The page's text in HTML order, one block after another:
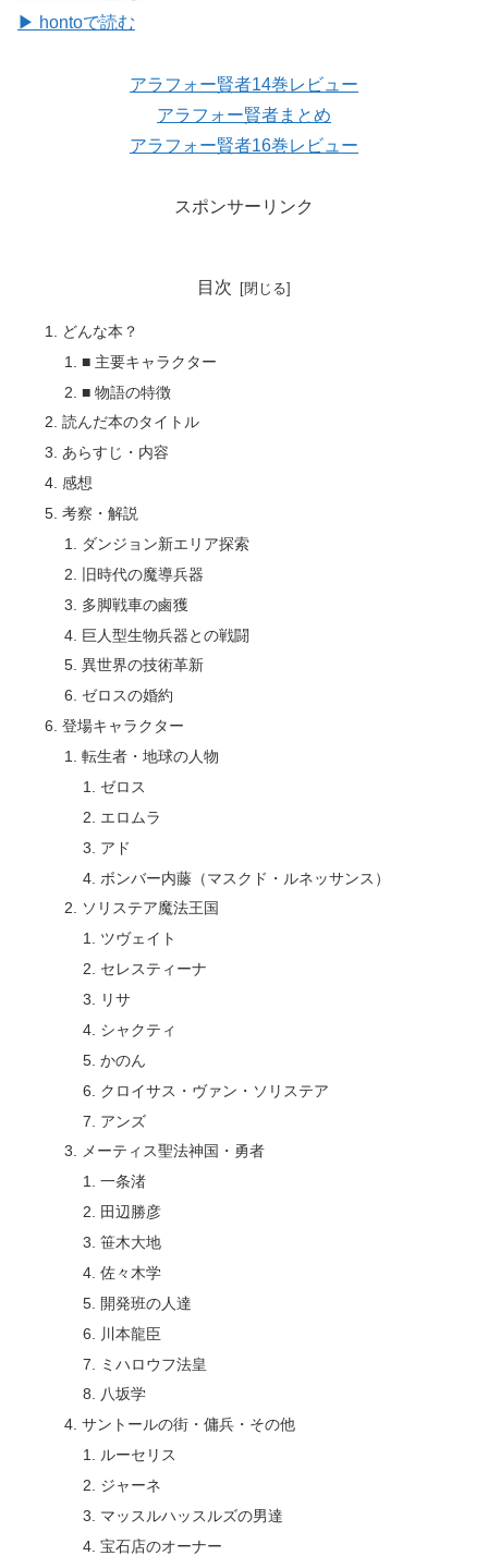
▶ hontoで読む
アラフォー賢者14巻レビュー
アラフォー賢者まとめ
アラフォー賢者16巻レビュー
スポンサーリンク
目次
どんな本？
■ 主要キャラクター
■ 物語の特徴
読んだ本のタイトル
あらすじ・内容
感想
考察・解説
ダンジョン新エリア探索
旧時代の魔導兵器
多脚戦車の鹵獲
巨人型生物兵器との戦闘
異世界の技術革新
ゼロスの婚約
登場キャラクター
転生者・地球の人物
ゼロス
エロムラ
アド
ボンバー内藤（マスクド・ルネッサンス）
ソリステア魔法王国
ツヴェイト
セレスティーナ
リサ
シャクティ
かのん
クロイサス・ヴァン・ソリステア
アンズ
メーティス聖法神国・勇者
一条渚
田辺勝彦
笹木大地
佐々木学
開発班の人達
川本龍臣
ミハロウフ法皇
八坂学
サントールの街・傭兵・その他
ルーセリス
ジャーネ
マッスルハッスルズの男達
宝石店のオーナー